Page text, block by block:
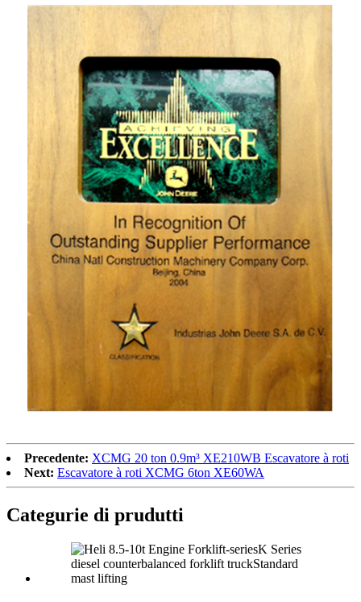
Precedente: XCMG 20 ton 0.9m³ XE210WB Escavatore à roti
Next: Escavatore à roti XCMG 6ton XE60WA
Categurie di prudutti